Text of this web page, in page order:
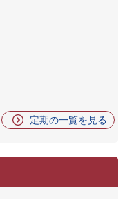
定期の一覧を見る